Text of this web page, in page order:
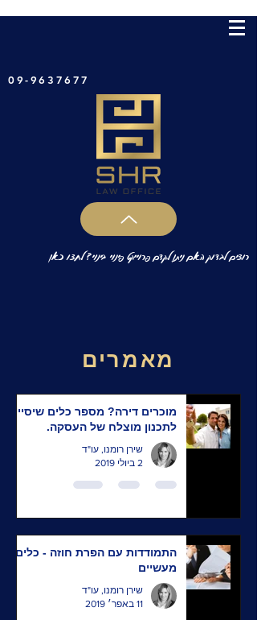
09-9637677
רוצים לבדוק האם ניתן לקדם פרוייקט פינוי בינוי? לחצו כאן
מאמרים
מוכרים דירה? מספר כלים שיסייעו
לתכנון מוצלח של העסקה.
שירן רומנו, עו"ד
2 ביולי 2019
התמודדות עם הפרת חוזה - כלים
מעשיים
שירן רומנו, עו"ד
11 באפר׳ 2019